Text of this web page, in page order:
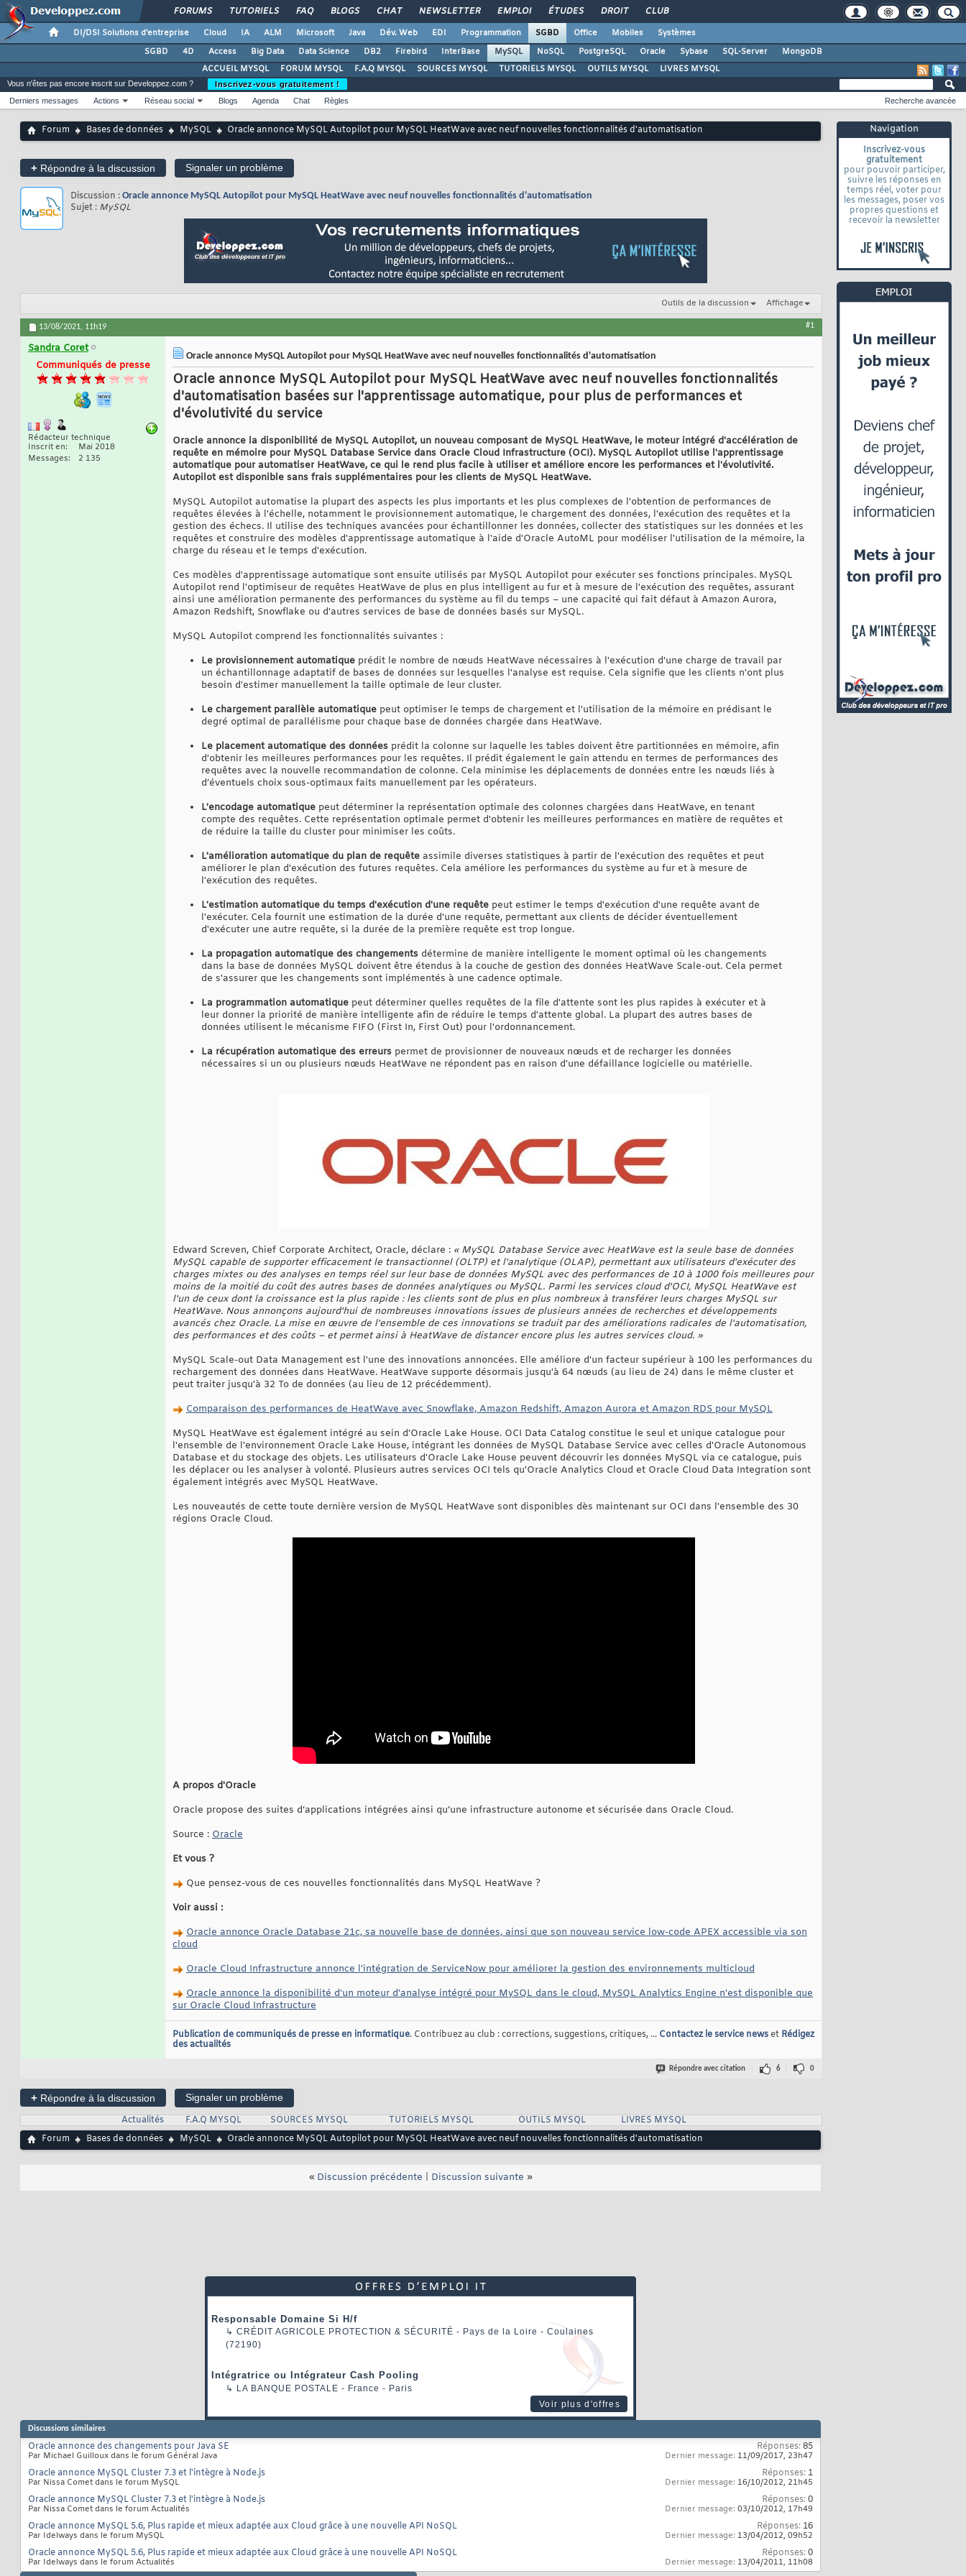
FORUMS TUTORIELS FAQ BLOGS CHAT NEWSLETTER EMPLOI ÉTUDES DROIT CLUB
DI/DSI Solutions d'entreprise Cloud IA ALM Microsoft Java Dév. Web EDI Programmation SGBD Office Mobiles
Systèmes
SGBD
4D Access Big Data Data Science DB2 Firebird InterBase MySQL NoSQL PostgreSQL Oracle Sybase SQL-Server
MongoDB
ACCUEIL MYSQL
FORUM MYSQL F.A.Q MYSQL SOURCES MYSQL TUTORIELS MYSQL OUTILS MYSQL LIVRES MYSQL
Navigation
Inscrivez-vous
gratuitement
pour pouvoir participer,
suivre les réponses en
temps réel, voter pour
les messages, poser vos
propres questions et
recevoir la newsletter
Vous n'êtes pas encore inscrit sur Developpez.com ?
Inscrivez-vous gratuitement !
Derniers messages
Actions Réseau social Blogs Agenda Chat Règles Recherche avancée
Forum Bases de données MySQL Oracle annonce MySQL Autopilot pour MySQL HeatWave avec neuf nouvelles fonctionnalités d'automatisation
+ Répondre à la discussion Signaler un problème
Discussion : Oracle annonce MySQL Autopilot pour MySQL HeatWave avec neuf nouvelles fonctionnalités d'automatisation
Sujet : MySQL
Outils de la discussion Affichage
13/08/2021, 11h19 #1
Sandra Coret
Communiqués de presse
Rédacteur technique
Inscrit en
Mai 2018
Messages
2 135
Oracle annonce MySQL Autopilot pour MySQL HeatWave avec neuf nouvelles fonctionnalités d'automatisation
Oracle annonce MySQL Autopilot pour MySQL HeatWave avec neuf nouvelles fonctionnalités
d'automatisation basées sur l'apprentissage automatique, pour plus de performances et
d'évolutivité du service
Oracle annonce la disponibilité de MySQL Autopilot, un nouveau composant de MySQL HeatWave, le moteur intégré d'accélération de
requête en mémoire pour MySQL Database Service dans Oracle Cloud Infrastructure (OCI). MySQL Autopilot utilise l'apprentissage
automatique pour automatiser HeatWave, ce qui le rend plus facile à utiliser et améliore encore les performances et l'évolutivité.
Autopilot est disponible sans frais supplémentaires pour les clients de MySQL HeatWave.
MySQL Autopilot automatise la plupart des aspects les plus importants et les plus complexes de l'obtention de performances de
requêtes élevées à l'échelle, notamment le provisionnement automatique, le chargement des données, l'exécution des requêtes et la
gestion des échecs. Il utilise des techniques avancées pour échantillonner les données, collecter des statistiques sur les données et les
requêtes et construire des modèles d'apprentissage automatique à l'aide d'Oracle AutoML pour modéliser l'utilisation de la mémoire, la
charge du réseau et le temps d'exécution.
Ces modèles d'apprentissage automatique sont ensuite utilisés par MySQL Autopilot pour exécuter ses fonctions principales. MySQL
Autopilot rend l'optimiseur de requêtes HeatWave de plus en plus intelligent au fur et à mesure de l'exécution des requêtes, assurant
ainsi une amélioration permanente des performances du système au fil du temps – une capacité qui fait défaut à Amazon Aurora,
Amazon Redshift, Snowflake ou d'autres services de base de données basés sur MySQL.
MySQL Autopilot comprend les fonctionnalités suivantes :
Le provisionnement automatique prédit le nombre de nœuds HeatWave nécessaires à l'exécution d'une charge de travail par
un échantillonnage adaptatif de bases de données sur lesquelles l'analyse est requise. Cela signifie que les clients n'ont plus
besoin d'estimer manuellement la taille optimale de leur cluster.
Le chargement parallèle automatique peut optimiser le temps de chargement et l'utilisation de la mémoire en prédisant le
degré optimal de parallélisme pour chaque base de données chargée dans HeatWave.
Le placement automatique des données prédit la colonne sur laquelle les tables doivent être partitionnées en mémoire, afin
d'obtenir les meilleures performances pour les requêtes. Il prédit également le gain attendu en termes de performances des
requêtes avec la nouvelle recommandation de colonne. Cela minimise les déplacements de données entre les nœuds liés à
d’éventuels choix sous-optimaux faits manuellement par les opérateurs.
L'encodage automatique peut déterminer la représentation optimale des colonnes chargées dans HeatWave, en tenant
compte des requêtes. Cette représentation optimale permet d'obtenir les meilleures performances en matière de requêtes et
de réduire la taille du cluster pour minimiser les coûts.
L'amélioration automatique du plan de requête assimile diverses statistiques à partir de l'exécution des requêtes et peut
améliorer le plan d'exécution des futures requêtes. Cela améliore les performances du système au fur et à mesure de
l'exécution des requêtes.
L'estimation automatique du temps d'exécution d'une requête peut estimer le temps d'exécution d'une requête avant de
l'exécuter. Cela fournit une estimation de la durée d'une requête, permettant aux clients de décider éventuellement
d'exécuter une autre requête, si la durée de la première requête est trop longue.
La propagation automatique des changements détermine de manière intelligente le moment optimal où les changements
dans la base de données MySQL doivent être étendus à la couche de gestion des données HeatWave Scale-out. Cela permet
de s'assurer que les changements sont implémentés à une cadence optimale.
La programmation automatique peut déterminer quelles requêtes de la file d'attente sont les plus rapides à exécuter et à
leur donner la priorité de manière intelligente afin de réduire le temps d'attente global. La plupart des autres bases de
données utilisent le mécanisme FIFO (First In, First Out) pour l'ordonnancement.
La récupération automatique des erreurs permet de provisionner de nouveaux nœuds et de recharger les données
nécessaires si un ou plusieurs nœuds HeatWave ne répondent pas en raison d'une défaillance logicielle ou matérielle.
Edward Screven, Chief Corporate Architect, Oracle, déclare : « MySQL Database Service avec HeatWave est la seule base de données
MySQL capable de supporter efficacement le transactionnel (OLTP) et l'analytique (OLAP), permettant aux utilisateurs d'exécuter des
charges mixtes ou des analyses en temps réel sur leur base de données MySQL avec des performances de 10 à 1000 fois meilleures pour
moins de la moitié du coût des autres bases de données analytiques ou MySQL. Parmi les services cloud d'OCI, MySQL HeatWave est
l'un de ceux dont la croissance est la plus rapide : les clients sont de plus en plus nombreux à transférer leurs charges MySQL sur
HeatWave. Nous annonçons aujourd'hui de nombreuses innovations issues de plusieurs années de recherches et développements
avancés chez Oracle. La mise en œuvre de l'ensemble de ces innovations se traduit par des améliorations radicales de l'automatisation,
des performances et des coûts – et permet ainsi à HeatWave de distancer encore plus les autres services cloud. »
MySQL Scale-out Data Management est l'une des innovations annoncées. Elle améliore d'un facteur supérieur à 100 les performances du
rechargement des données dans HeatWave. HeatWave supporte désormais jusqu'à 64 nœuds (au lieu de 24) dans le même cluster et
peut traiter jusqu'à 32 To de données (au lieu de 12 précédemment).
Comparaison des performances de HeatWave avec Snowflake, Amazon Redshift, Amazon Aurora et Amazon RDS pour MySQL
MySQL HeatWave est également intégré au sein d'Oracle Lake House. OCI Data Catalog constitue le seul et unique catalogue pour
l'ensemble de l'environnement Oracle Lake House, intégrant les données de MySQL Database Service avec celles d'Oracle Autonomous
Database et du stockage des objets. Les utilisateurs d'Oracle Lake House peuvent découvrir les données MySQL via ce catalogue, puis
les déplacer ou les analyser à volonté. Plusieurs autres services OCI tels qu'Oracle Analytics Cloud et Oracle Cloud Data Integration sont
également intégrés avec MySQL HeatWave.
Les nouveautés de cette toute dernière version de MySQL HeatWave sont disponibles dès maintenant sur OCI dans l'ensemble des 30
régions Oracle Cloud.
A propos d'Oracle
Oracle propose des suites d’applications intégrées ainsi qu’une infrastructure autonome et sécurisée dans Oracle Cloud.
Source : Oracle
Et vous ?
Que pensez-vous de ces nouvelles fonctionnalités dans MySQL HeatWave ?
Voir aussi :
Oracle annonce Oracle Database 21c, sa nouvelle base de données, ainsi que son nouveau service low-code APEX accessible via son
cloud
Oracle Cloud Infrastructure annonce l'intégration de ServiceNow pour améliorer la gestion des environnements multicloud
Oracle annonce la disponibilité d'un moteur d'analyse intégré pour MySQL dans le cloud, MySQL Analytics Engine n'est disponible que
sur Oracle Cloud Infrastructure
Publication de communiqués de presse en informatique. Contribuez au club : corrections, suggestions, critiques, ... Contactez le service newset Rédigez
des actualités
Répondre avec citation 6 0
+ Répondre à la discussion
Signaler un problème
Actualités
F.A.Q MYSQL SOURCES MYSQL TUTORIELS MYSQL OUTILS MYSQL
LIVRES MYSQL
Forum
Bases de données MySQL Oracle annonce MySQL Autopilot pour MySQL HeatWave avec neuf nouvelles fonctionnalités d'automatisation
« Discussion précédente Discussion suivante »
Responsable Domaine Si H/f
↳ CRÉDIT AGRICOLE PROTECTION & SÉCURITÉ - Pays de la Loire - Coulaines
(72190)
Intégratrice ou Intégrateur Cash Pooling
↳ LA BANQUE POSTALE - France - Paris
Voir plus d'offres
Discussions similaires
Oracle annonce des changements pour Java SE
Par Michael Guilloux dans le forum Général Java
Réponses:85
Dernier message: 11/09/2017, 23h47
Oracle annonce MySQL Cluster 7.3 et l'intègre à Node.js
Par Nissa Comet dans le forum MySQL
Réponses: 1
Dernier message: 16/10/2012, 21h45
Oracle annonce MySQL Cluster 7.3 et l'intègre à Node.js
Par Nissa Comet dans le forum Actualités
Réponses:0
Dernier message: 03/10/2012, 17h49
Oracle annonce MySQL 5.6, Plus rapide et mieux adaptée aux Cloud grâce à une nouvelle API NoSQL
Par Idelways dans le forum MySQL
Réponses: 16
Dernier message: 13/04/2012, 09h52
Oracle annonce MySQL 5.6, Plus rapide et mieux adaptée aux Cloud grâce à une nouvelle API NoSQL
Par Idelways dans le forum Actualités
Réponses:0
Dernier message: 13/04/2011, 11h08